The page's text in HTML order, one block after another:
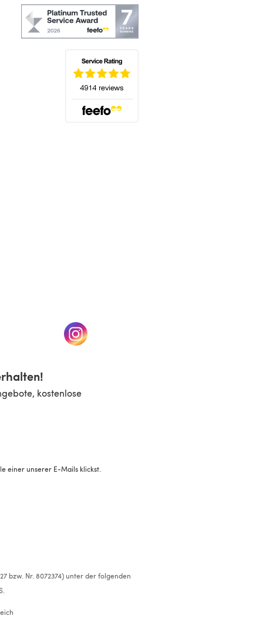
neuen Tab)(öffnet sich in einem neuen Tab)
kostenlose
einer unserer E-Mails klickst.
bzw. Nr. 8072374) unter der folgenden